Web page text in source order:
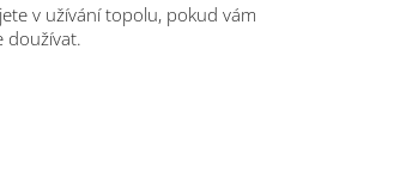
v užívání topolu, pokud vám
doužívat.